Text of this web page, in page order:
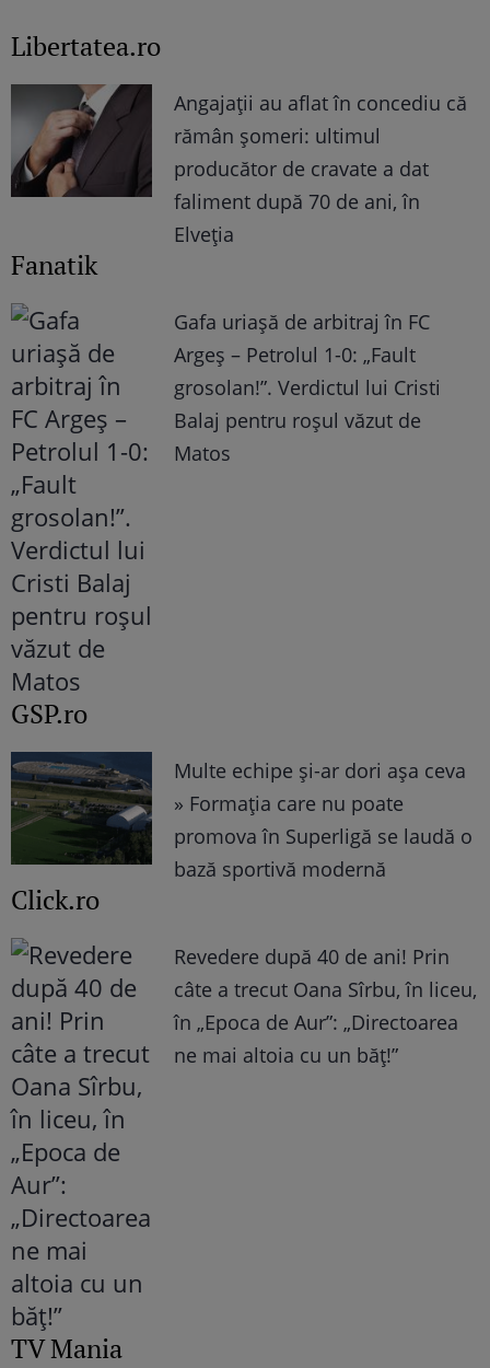
Libertatea.ro
Angajații au aflat în concediu că
rămân șomeri: ultimul
producător de cravate a dat
faliment după 70 de ani, în
Elveția
Fanatik
Gafa uriașă de arbitraj în FC
Argeș – Petrolul 1-0: „Fault
grosolan!”. Verdictul lui Cristi
Balaj pentru roșul văzut de
Matos
GSP.ro
Multe echipe și-ar dori așa ceva
» Formația care nu poate
promova în Superligă se laudă o
bază sportivă modernă
Click.ro
Revedere după 40 de ani! Prin
câte a trecut Oana Sîrbu, în liceu,
în „Epoca de Aur”: „Directoarea
ne mai altoia cu un băț!”
TV Mania